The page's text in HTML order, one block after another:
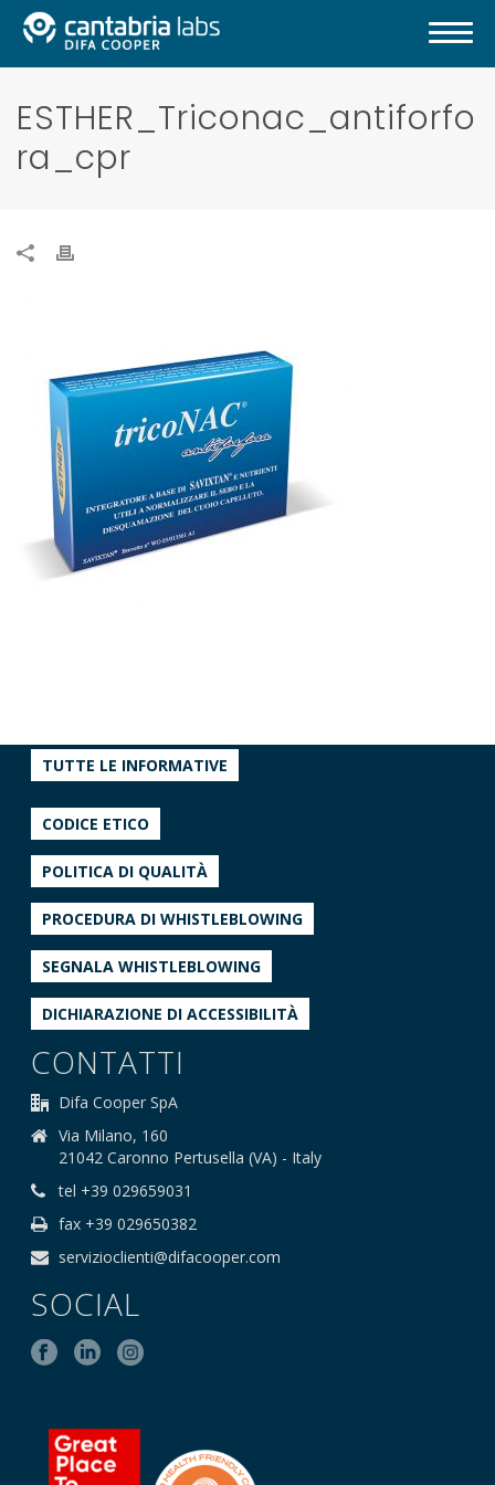
ESTHER_Triconac_antiforfo
ra_cpr
TUTTE LE INFORMATIVE
CODICE ETICO
POLITICA DI QUALITÀ
PROCEDURA DI WHISTLEBLOWING
SEGNALA WHISTLEBLOWING
DICHIARAZIONE DI ACCESSIBILITÀ
CONTATTI
Difa Cooper SpA
Via Milano, 160
21042 Caronno Pertusella (VA) - Italy
tel +39 029659031
fax +39 029650382
servizioclienti@difacooper.com
SOCIAL